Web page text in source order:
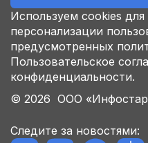
Используем cookies
персонализации
предусмотренных
Пользовательское
конфиденциальности.
© 2026 ООО
Следите за новостями: